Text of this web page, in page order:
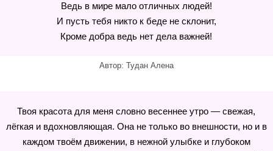
Ведь в мире мало отличных людей!
И пусть тебя никто к беде не склонит,
Кроме добра ведь нет дела важней!
Автор: Тудан Алена
Твоя красота для меня словно весеннее утро — свежая,
лёгкая и вдохновляющая. Она не только во внешности, но и в
каждом твоём движении, в нежной улыбке и глубоком